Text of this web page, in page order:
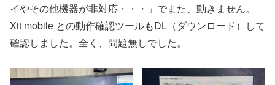
イやその他機器が非対応・・・」でまた、動きません。
Xit mobile との動作確認ツールもDL（ダウンロード）して
確認しました。全く、問題無しでした。